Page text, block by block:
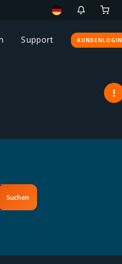
Support KUNDENLOGIN